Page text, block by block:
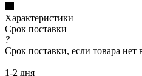
Характеристики
Срок поставки
?
Срок поставки, если товара нет
—
1-2 дня